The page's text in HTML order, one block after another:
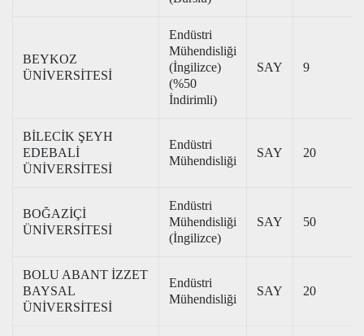
BEYKOZ
ÜNİVERSİTESİ
Endüstri
Mühendisliği
(İngilizce)
(%50
İndirimli)
SAY 9
BİLECİK ŞEYH
EDEBALİ
ÜNİVERSİTESİ
Endüstri
Mühendisliği
SAY 20
BOĞAZİÇİ
ÜNİVERSİTESİ
Endüstri
Mühendisliği
(İngilizce)
SAY 50
BOLU ABANT İZZET
BAYSAL
ÜNİVERSİTESİ
Endüstri
Mühendisliği
SAY 20